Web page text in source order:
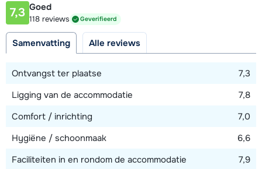
Afstand tot piste
100 meter
7,3 Goed
118 reviews Geverifieerd
Samenvatting Alle reviews
Ontvangst ter plaatse
7,3
Ligging van de accommodatie
7,8
Comfort / inrichting
7,0
Hygiëne / schoonmaak
6,6
Faciliteiten in en rondom de accommodatie
7,9